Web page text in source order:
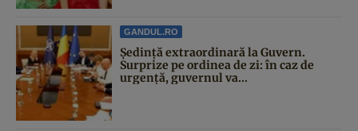
GANDUL.RO
Şedinţă extraordinară la Guvern.
Surprize pe ordinea de zi: în caz de
urgență, guvernul va...